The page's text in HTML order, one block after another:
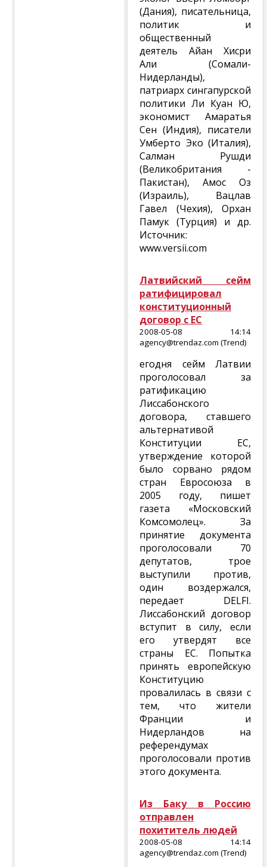
(Дания), писательница,
политик и
общественный
деятель Айан Хисри
Али (Сомали-
Нидерланды),
патриарх сингапурской
политики Ли Куан Ю,
экономист Амаратья
Сен (Индия), писатели
Умберто Эко (Италия),
Салман Рушди
(Великобритания -
Пакистан), Амос Оз
(Израиль), Вацлав
Гавел (Чехия), Орхан
Памук (Турция) и др.
Источник:
www.versii.com
Латвийский сейм
ратифицировал
конституционный
договор с ЕС
2008-05-08 14:14
agency@trendaz.com (Trend)
егодня сейм Латвии
проголосовал за
ратификацию
Лиссабонского
договора, ставшего
альтернативой
Конституции ЕС,
утверждение которой
было сорвано рядом
стран Евросоюза в
2005 году, пишет
газета «Московский
Комсомолец». За
принятие документа
проголосовали 70
депутатов, трое
выступили против,
один воздержался,
передает DELFI.
Лиссабонский договор
вступит в силу, если
его утвердят все
страны ЕС. Попытка
принять европейскую
Конституцию
провалилась в связи с
тем, что жители
Франции и
Нидерландов на
референдумах
проголосовали против
этого документа.
Из Баку в Россию
отправлен
похититель людей
2008-05-08 14:14
agency@trendaz.com (Trend)